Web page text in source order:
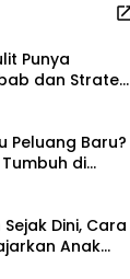
Punya
dan Strategi
Peluang Baru?
Tumbuh di
Dini, Cara
Anak